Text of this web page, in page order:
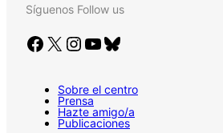
Síguenos Follow us
Facebook X Instagram YouTube Bluesky
Sobre el centro
Prensa
Hazte amigo/a
Publicaciones